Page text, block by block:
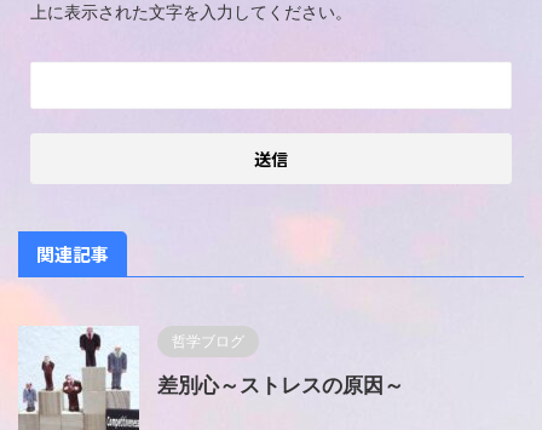
上に表示された文字を入力してください。
関連記事
哲学ブログ
差別心～ストレスの原因～